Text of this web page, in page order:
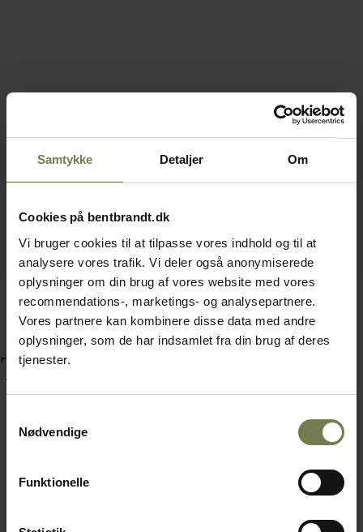
Samtykke Detaljer Om
Cookies på bentbrandt.dk
Vi bruger cookies til at tilpasse vores indhold og til at
analysere vores trafik. Vi deler også anonymiserede
oplysninger om din brug af vores website med vores
recommendations-, marketings- og analysepartnere.
Vores partnere kan kombinere disse data med andre
oplysninger, som de har indsamlet fra din brug af deres
tjenester.
Nødvendige
Funktionelle
Tilbehør